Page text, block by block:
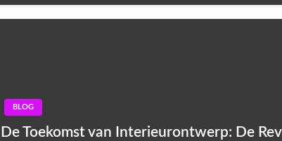
BLOG
De Toekomst van Interieurontwerp: De